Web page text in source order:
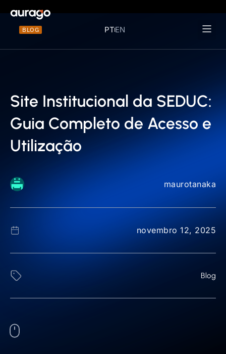
BLOG PTEN
Site Institucional da SEDUC:
Guia Completo de Acesso e
Utilização
maurotanaka
novembro 12, 2025
Blog